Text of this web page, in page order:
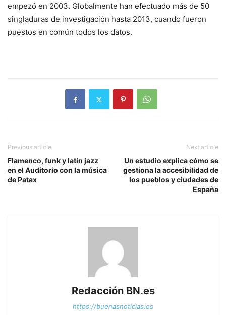
empezó en 2003. Globalmente han efectuado más de 50
singladuras de investigación hasta 2013, cuando fueron
puestos en común todos los datos.
Previous article
Flamenco, funk y latin jazz
en el Auditorio con la música
de Patax
Next article
Un estudio explica cómo se
gestiona la accesibilidad de
los pueblos y ciudades de
España
Redacción BN.es
https://buenasnoticias.es